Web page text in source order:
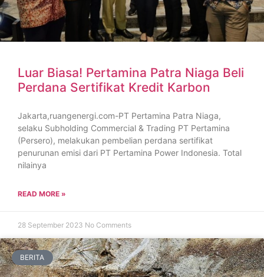
Luar Biasa! Pertamina Patra Niaga Beli
Perdana Sertifikat Kredit Karbon
Jakarta,ruangenergi.com-PT Pertamina Patra Niaga,
selaku Subholding Commercial & Trading PT Pertamina
(Persero), melakukan pembelian perdana sertifikat
penurunan emisi dari PT Pertamina Power Indonesia. Total
nilainya
READ MORE »
28 September 2023 No Comments
BERITA